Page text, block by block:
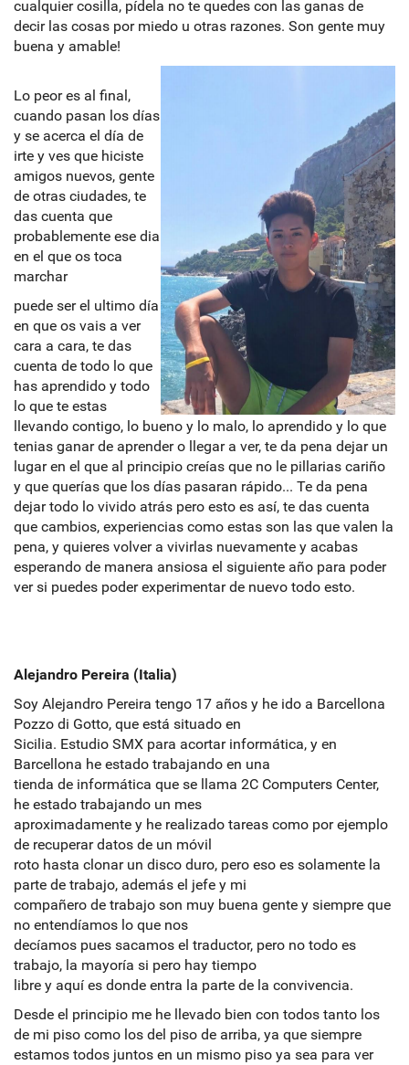
cualquier cosilla, pídela no te quedes con las ganas de
decir las cosas por miedo u otras razones. Son gente muy
buena y amable!
Lo peor es al final,
cuando pasan los días
y se acerca el día de
irte y ves que hiciste
amigos nuevos, gente
de otras ciudades, te
das cuenta que
probablemente ese dia
en el que os toca
marchar
puede ser el ultimo día
en que os vais a ver
cara a cara, te das
cuenta de todo lo que
has aprendido y todo
lo que te estas
llevando contigo, lo bueno y lo malo, lo aprendido y lo que
tenias ganar de aprender o llegar a ver, te da pena dejar un
lugar en el que al principio creías que no le pillarias cariño
y que querías que los días pasaran rápido... Te da pena
dejar todo lo vivido atrás pero esto es así, te das cuenta
que cambios, experiencias como estas son las que valen la
pena, y quieres volver a vivirlas nuevamente y acabas
esperando de manera ansiosa el siguiente año para poder
ver si puedes poder experimentar de nuevo todo esto.
Alejandro Pereira (Italia)
Soy Alejandro Pereira tengo 17 años y he ido a Barcellona
Pozzo di Gotto, que está situado en
Sicilia. Estudio SMX para acortar informática, y en
Barcellona he estado trabajando en una
tienda de informática que se llama 2C Computers Center,
he estado trabajando un mes
aproximadamente y he realizado tareas como por ejemplo
de recuperar datos de un móvil
roto hasta clonar un disco duro, pero eso es solamente la
parte de trabajo, además el jefe y mi
compañero de trabajo son muy buena gente y siempre que
no entendíamos lo que nos
decíamos pues sacamos el traductor, pero no todo es
trabajo, la mayoría si pero hay tiempo
libre y aquí es donde entra la parte de la convivencia.
Desde el principio me he llevado bien con todos tanto los
de mi piso como los del piso de arriba, ya que siempre
estamos todos juntos en un mismo piso ya sea para ver